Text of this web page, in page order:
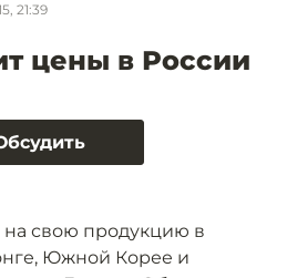
21:39
цены в России
свою продукцию в
Южной Корее и